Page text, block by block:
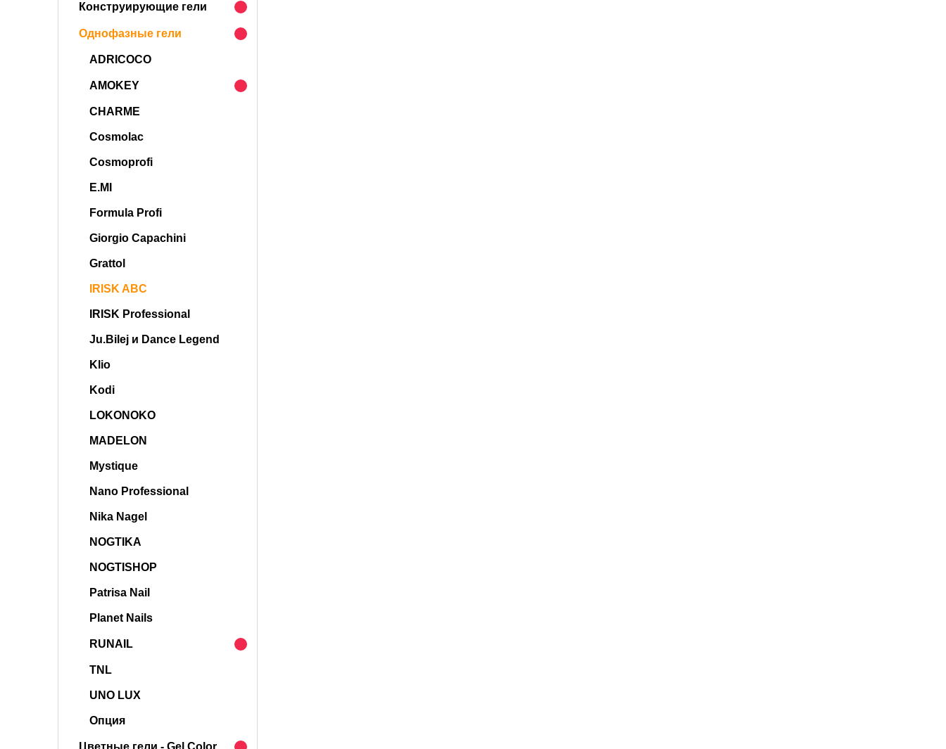
Конструирующие гели
Однофазные гели
ADRICOCO
AMOKEY
CHARME
Cosmolac
Cosmoprofi
E.MI
Formula Profi
Giorgio Capachini
Grattol
IRISK ABC
IRISK Professional
Ju.Bilej и Dance Legend
Klio
Kodi
LOKONOKO
MADELON
Mystique
Nano Professional
Nika Nagel
NOGTIKA
NOGTISHOP
Patrisa Nail
Planet Nails
RUNAIL
TNL
UNO LUX
Опция
Цветные гели - Gel Color